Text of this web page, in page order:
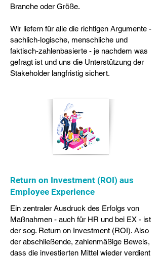
Branche oder Größe.
Wir liefern für alle die richtigen Argumente -
sachlich-logische, menschliche und
faktisch-zahlenbasierte - je nachdem was
gefragt ist und uns die Unterstützung der
Stakeholder langfristig sichert.
Return on Investment (ROI) aus
Employee Experience
Ein zentraler Ausdruck des Erfolgs von
Maßnahmen - auch für HR und bei EX - ist
der sog. Return on Investment (ROI). Also
der abschließende, zahlenmäßige Beweis,
dass die investierten Mittel wieder verdient